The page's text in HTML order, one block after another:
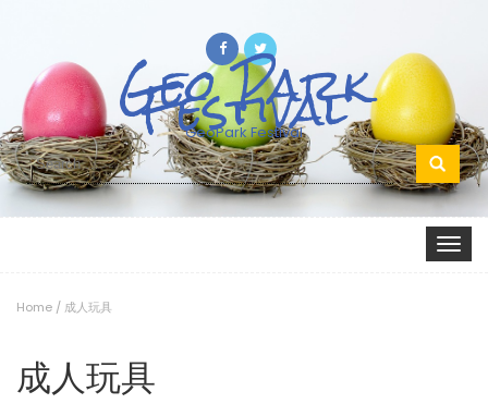
Geo Park
Festival
GeoPark Festival
Search
for:
Toggle
Home / 成人玩具
成人玩具